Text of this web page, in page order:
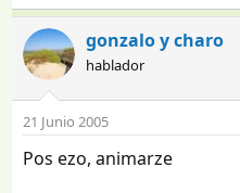
gonzalo y charo
hablador
21 Junio 2005
Pos ezo, animarze